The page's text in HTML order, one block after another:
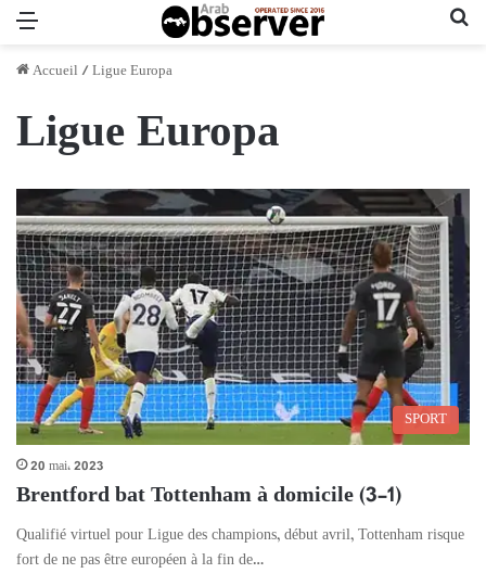
Accueil /Ligue Europa
Ligue Europa
SPORT
20 mai، 2023
Brentford bat Tottenham à domicile (3-1)
Qualifié virtuel pour Ligue des champions, début avril, Tottenham risque
fort de ne pas être européen à la fin de…